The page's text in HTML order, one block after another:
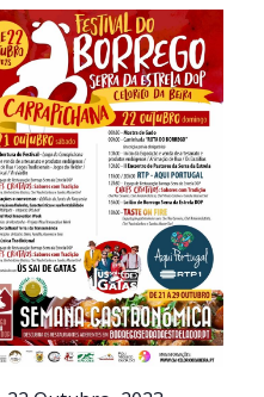
de
Eventos